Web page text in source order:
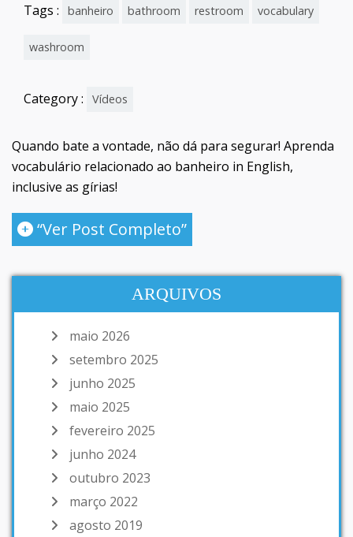
Tags : banheiro bathroom restroom vocabulary
washroom
Category : Vídeos
Quando bate a vontade, não dá para segurar! Aprenda
vocabulário relacionado ao banheiro in English,
inclusive as gírias!
“Ver Post Completo”
ARQUIVOS
maio 2026
setembro 2025
junho 2025
maio 2025
fevereiro 2025
junho 2024
outubro 2023
março 2022
agosto 2019